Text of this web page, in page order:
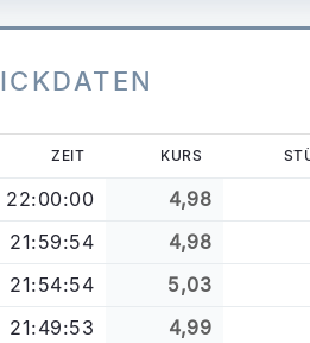
ZEIT KURS
22:00:00 4,98
21:59:54
4,98
21:54:54
5,03
21:49:53
4,99